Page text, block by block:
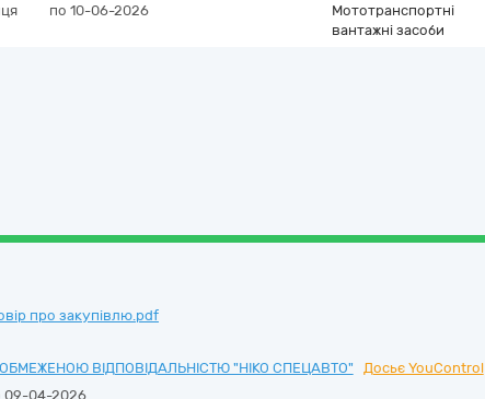
по 10-06-2026
Мототранспортні
вантажні засоби
про закупівлю.pdf
ВІДПОВІДАЛЬНІСТЮ "НІКО СПЕЦАВТО"
Досьє YouControl
09-04-2026